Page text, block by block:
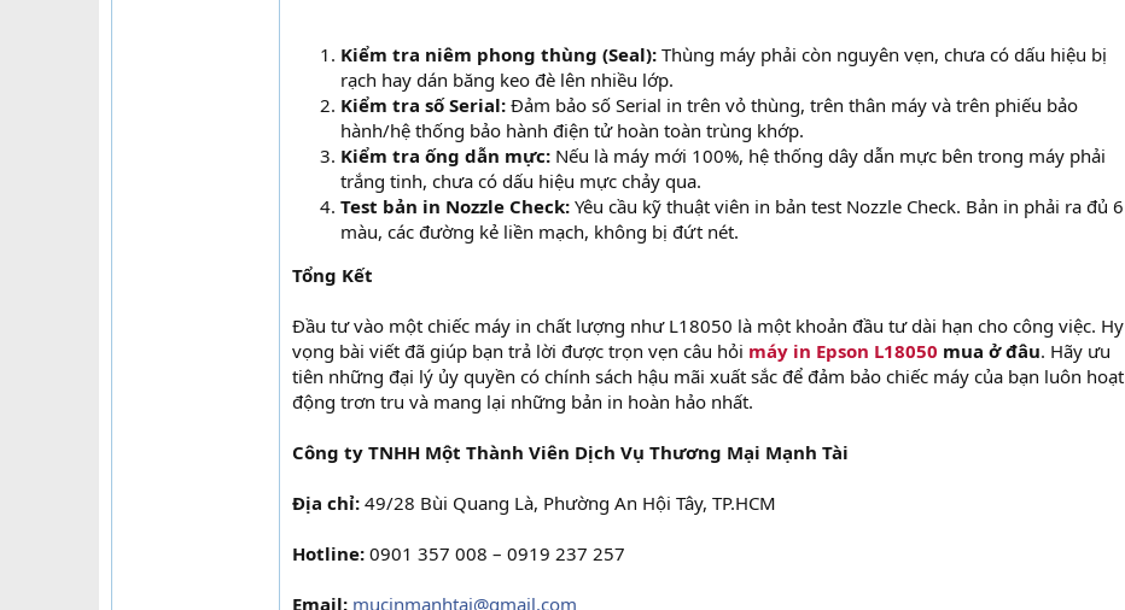
Kiểm tra niêm phong thùng (Seal): Thùng máy phải còn nguyên vẹn, chưa có dấu hiệu bị
rạch hay dán băng keo đè lên nhiều lớp.
Kiểm tra số Serial: Đảm bảo số Serial in trên vỏ thùng, trên thân máy và trên phiếu bảo
hành/hệ thống bảo hành điện tử hoàn toàn trùng khớp.
Kiểm tra ống dẫn mực: Nếu là máy mới 100%, hệ thống dây dẫn mực bên trong máy phải
trắng tinh, chưa có dấu hiệu mực chảy qua.
Test bản in Nozzle Check: Yêu cầu kỹ thuật viên in bản test Nozzle Check. Bản in phải ra đủ 6
màu, các đường kẻ liền mạch, không bị đứt nét.
Tổng Kết
Đầu tư vào một chiếc máy in chất lượng như L18050 là một khoản đầu tư dài hạn cho công việc. Hy
vọng bài viết đã giúp bạn trả lời được trọn vẹn câu hỏi máy in Epson L18050 mua ở đâu. Hãy ưu
tiên những đại lý ủy quyền có chính sách hậu mãi xuất sắc để đảm bảo chiếc máy của bạn luôn hoạt
động trơn tru và mang lại những bản in hoàn hảo nhất.
Công ty TNHH Một Thành Viên Dịch Vụ Thương Mại Mạnh Tài
Địa chỉ: 49/28 Bùi Quang Là, Phường An Hội Tây, TP.HCM
Hotline: 0901 357 008 – 0919 237 257
Email: mucinmanhtai@gmail.com